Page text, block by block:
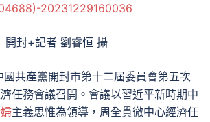
開封+記者 劉睿恒 攝
共產黨開封市第十二屆委員會第五次
任務會議召開。會議以習近平新時期中
主義思惟為領導，周全貫徹中心經濟任